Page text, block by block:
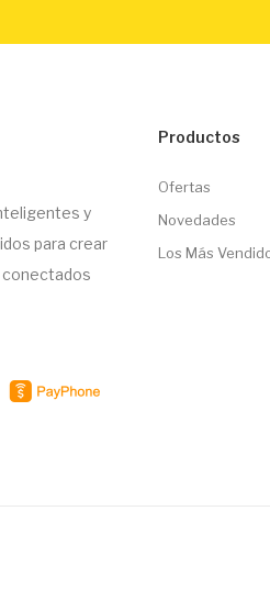
y
para crear
Productos
Ofertas
Novedades
Los Más